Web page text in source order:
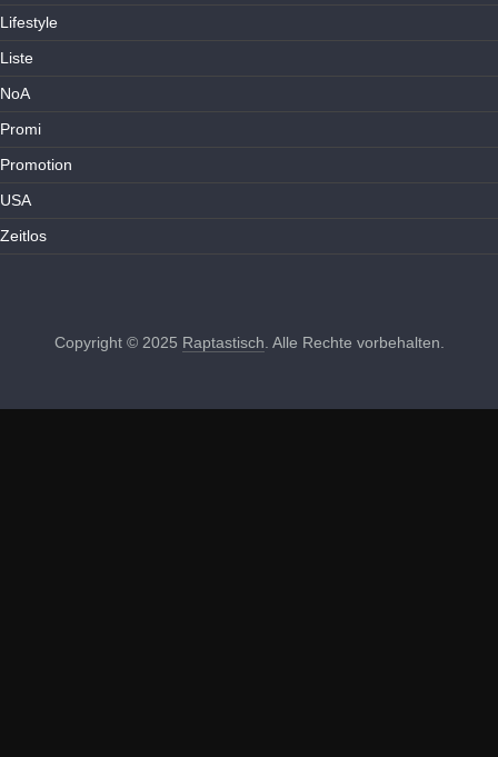
Lifestyle
Liste
NoA
Promi
Promotion
USA
Zeitlos
Copyright © 2025 Raptastisch . Alle Rechte vorbehalten.